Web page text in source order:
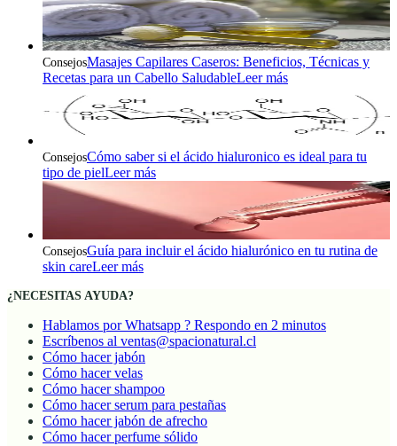
ConsejosMasajes Capilares Caseros: Beneficios, Técnicas y
Recetas para un Cabello SaludableLeer más
ConsejosCómo saber si el ácido hialuronico es ideal para tu
tipo de pielLeer más
ConsejosGuía para incluir el ácido hialurónico en tu rutina de
skin careLeer más
¿NECESITAS AYUDA?
Hablamos por Whatsapp ? Respondo en 2 minutos
Escríbenos al ventas@spacionatural.cl
Cómo hacer jabón
Cómo hacer velas
Cómo hacer shampoo
Cómo hacer serum para pestañas
Cómo hacer jabón de afrecho
Cómo hacer perfume sólido